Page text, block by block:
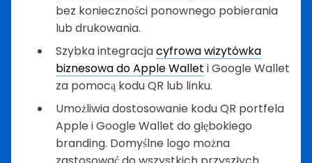
bez konieczności ponownego pobierania
lub drukowania.
Szybka integracjacyfrowa wizytówka
biznesowa do Apple Wallet i Google Wallet
za pomocą kodu QR lub linku.
Umożliwia dostosowanie kodu QR portfela
Apple i Google Wallet do głębokiego
branding. Domyślne logo można